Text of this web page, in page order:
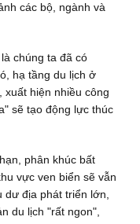
các bộ, ngành và
chúng ta đã có
hạ tầng du lịch ở
hiện nhiều công
sẽ tạo động lực thúc
phân khúc bất
vực ven biển sẽ vẫn
dư địa phát triển lớn,
du lịch "rất ngon",